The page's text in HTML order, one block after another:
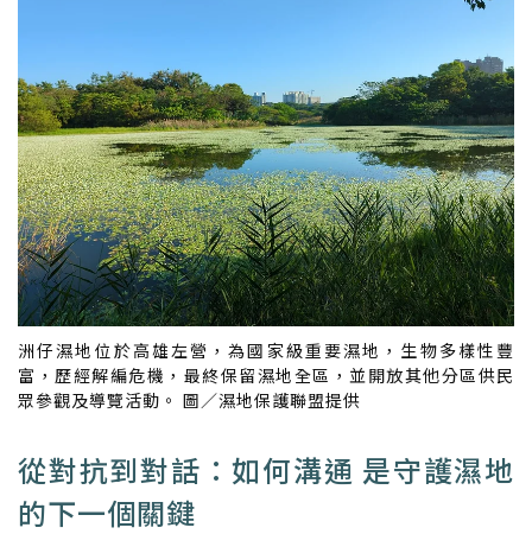
洲仔濕地位於高雄左營，為國家級重要濕地，生物多樣性豐
富，歷經解編危機，最終保留濕地全區，並開放其他分區供民
眾參觀及導覽活動。 圖／濕地保護聯盟提供
從對抗到對話：如何溝通 是守護濕地
的下一個關鍵